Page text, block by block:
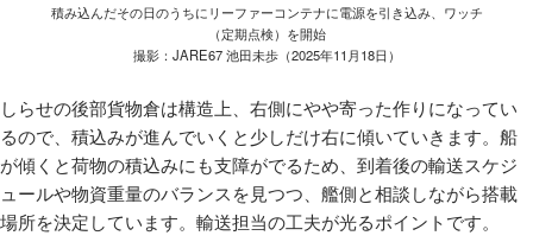
積み込んだその日のうちにリーファーコンテナに電源を引き込み、ワッチ
（定期点検）を開始
撮影：JARE67 池田未歩（2025年11月18日）
しらせの後部貨物倉は構造上、右側にやや寄った作りになってい
るので、積込みが進んでいくと少しだけ右に傾いていきます。船
が傾くと荷物の積込みにも支障がでるため、到着後の輸送スケジ
ュールや物資重量のバランスを見つつ、艦側と相談しながら搭載
場所を決定しています。輸送担当の工夫が光るポイントです。